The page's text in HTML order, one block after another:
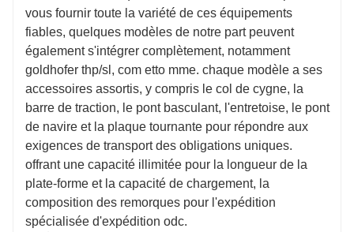
vous fournir toute la variété de ces équipements
fiables, quelques modèles de notre part peuvent
également s'intégrer complètement, notamment
goldhofer thp/sl, com etto mme. chaque modèle a ses
accessoires assortis, y compris le col de cygne, la
barre de traction, le pont basculant, l'entretoise, le pont
de navire et la plaque tournante pour répondre aux
exigences de transport des obligations uniques.
offrant une capacité illimitée pour la longueur de la
plate-forme et la capacité de chargement, la
composition des remorques pour l'expédition
spécialisée d'expédition odc.